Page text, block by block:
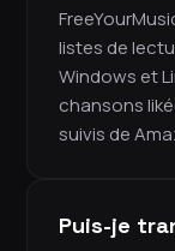
listes de
Windows et
chansons
suivis de
Puis-je